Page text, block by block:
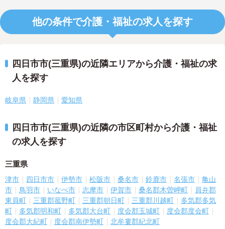
他の条件で介護・福祉の求人を探す
四日市市(三重県)の近隣エリアから介護・福祉の求
人を探す
岐阜県 静岡県 愛知県
四日市市(三重県)の近隣の市区町村から介護・福祉
の求人を探す
三重県
津市 四日市市 伊勢市 松阪市 桑名市 鈴鹿市 名張市
亀山
市
鳥羽市 いなべ市 志摩市 伊賀市 桑名郡木曽岬町
員弁郡
東員町
三重郡菰野町 三重郡朝日町 三重郡川越町
多気郡多気
町
多気郡明和町 多気郡大台町 度会郡玉城町
度会郡度会町
度会郡大紀町
度会郡南伊勢町 北牟婁郡紀北町